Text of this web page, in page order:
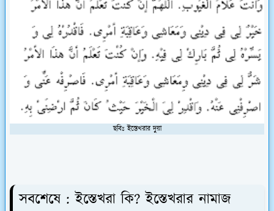
ছবিঃ ইস্তেখরার দুয়া
সবশেষে :ইস্তেখরা কি? ইস্তেখরার নামাজ